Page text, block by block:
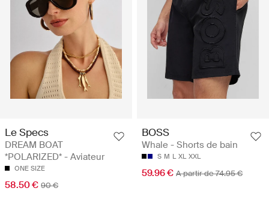
Le Specs
DREAM BOAT
*POLARIZED* - Aviateur
ONE SIZE
58.50 € 90 €
BOSS
Whale - Shorts de bain
S M L XL XXL
59.96 € A partir de 74.95 €